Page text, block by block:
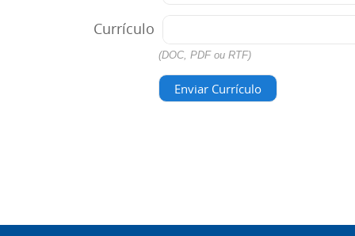
Currículo
(DOC, PDF ou RTF)